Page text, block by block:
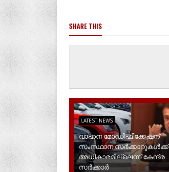
SHARE THIS
LATEST NEWS
വാഹന മോഡിഫിക്കേഷന്
സംസ്ഥാന സർക്കാറുകൾക്ക്
അധികാരമില്ലെന്ന് കേന്ദ്ര
സർക്കാർ